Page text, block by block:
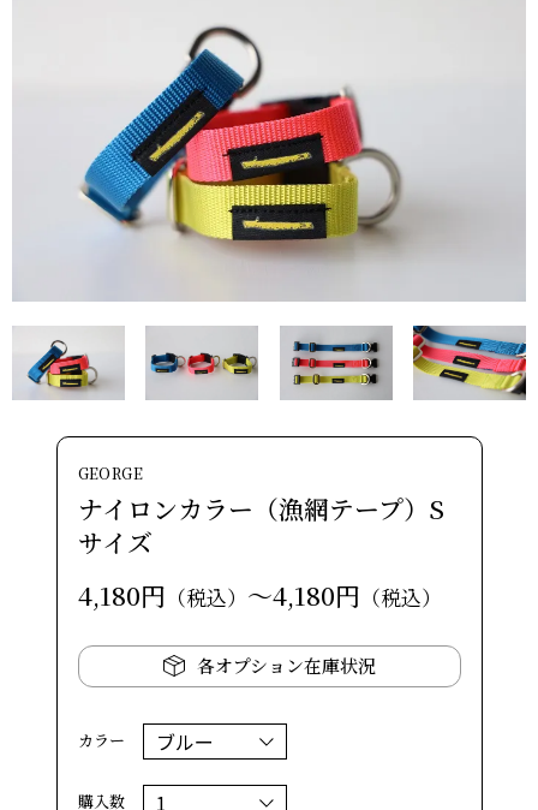
GEORGE
ナイロンカラー（漁網テープ）S
サイズ
4,180円 （税込） ～4,180円 （税込）
各オプション在庫状況
カラー
購入数